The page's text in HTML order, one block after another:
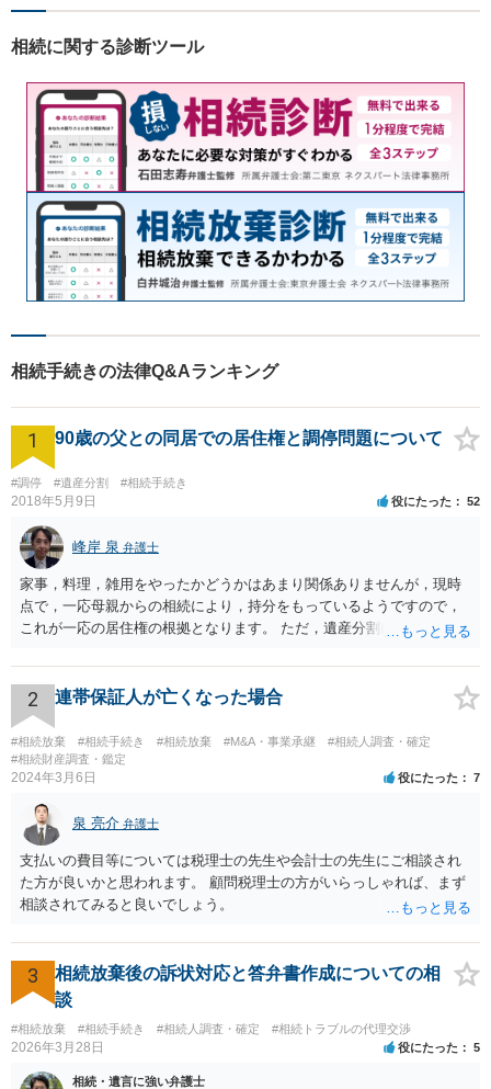
ている方も、お気軽にご相談
相続に関する診断ツール
相続手続きの法律Q&Aランキング
1 90歳の父との同居での居住権と調停問題について
#調停 #遺産分割 #相続手続き
2018年5月9日 役にたった 52
峰岸 泉 弁護士
家事，料理，雑用をやったかどうかはあまり関係ありませんが，現時
点で，一応母親からの相続により，持分をもっているようですので，
これが一応の居住権の根拠となります。 ただ，遺産分割により，母の
2 連帯保証人が亡くなった場合
#相続放棄 #相続手続き #相続放棄 #M&A・事業承継
#相続人調査・確定
#相続財産調査・鑑定
2024年3月6日 役にたった 7
泉 亮介 弁護士
支払いの費目等については税理士の先生や会計士の先生にご相談され
た方が良いかと思われます。 顧問税理士の方がいらっしゃれば、まず
相談されてみると良いでしょう。
3
相続放棄後の訴状対応と答弁書作成についての相
談
#相続放棄 #相続手続き #相続人調査・確定 #相続トラブルの代理交渉
2026年3月28日 役にたった 5
相続・遺言に強い弁護士